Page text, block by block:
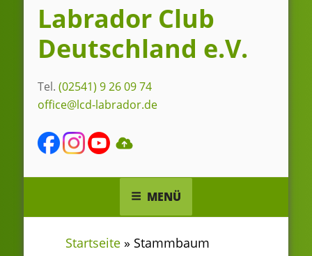
Labrador Club
Deutschland e.V.
Tel. (02541) 9 26 09 74
office@lcd-labrador.de
MENÜ
Startseite » Stammbaum